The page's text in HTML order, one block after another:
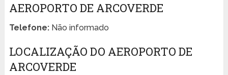
AEROPORTO DE ARCOVERDE
Telefone:Não informado
LOCALIZAÇÃO DO AEROPORTO DE
ARCOVERDE